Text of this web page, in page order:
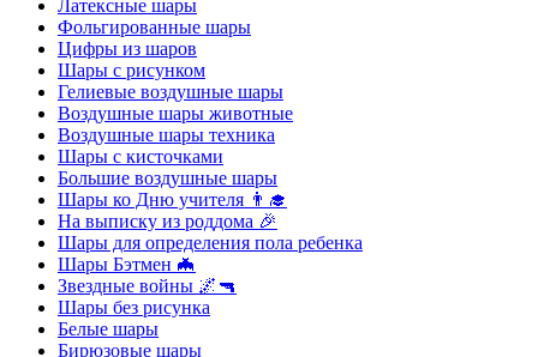
Латексные шары
Фольгированные шары
Цифры из шаров
Шары с рисунком
Гелиевые воздушные шары
Воздушные шары животные
Воздушные шары техника
Шары с кисточками
Большие воздушные шары
Шары ко Дню учителя 👨‍🎓
На выписку из роддома 🎉
Шары для определения пола ребенка
Шары Бэтмен 🦇
Звездные войны 🌌🔫
Шары без рисунка
Белые шары
Бирюзовые шары